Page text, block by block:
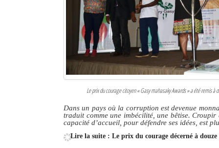
Le prix du courage citoyen « Gasy mahasaky Awards » a été remis
Dans un pays où la corruption est devenue
traduit comme une imbécilité, une bêtise.
capacité d’accueil, pour défendre ses idées, est
Lire la suite : Le prix du courage décerné à